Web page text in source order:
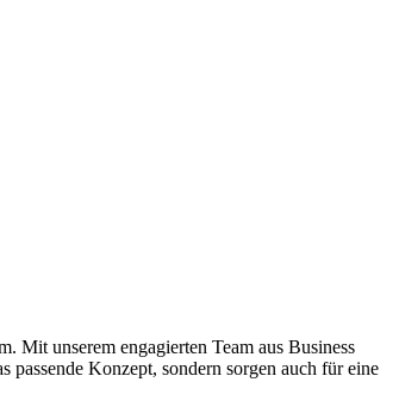
Mit unserem engagierten Team aus Business
Konzept, sondern sorgen auch für eine